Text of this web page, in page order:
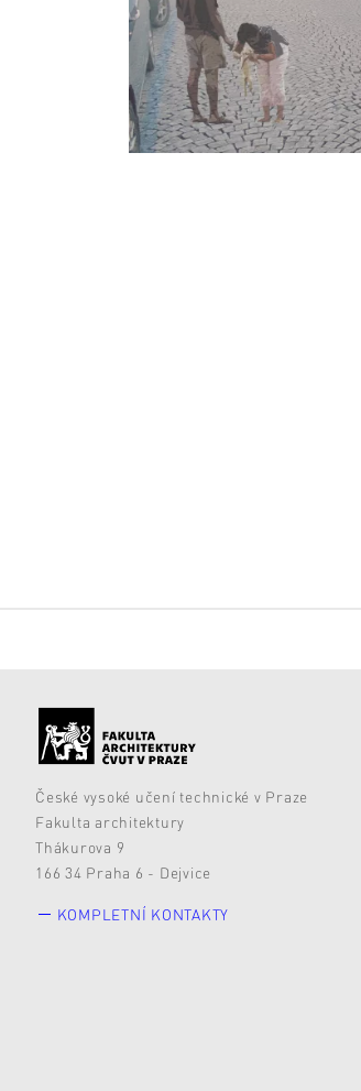
České vysoké učení technické v Praze
Fakulta architektury
Thákurova 9
166 34 Praha 6 - Dejvice
KOMPLETNÍ KONTAKTY